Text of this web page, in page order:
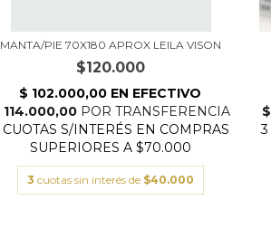
MANTA/PIE 70X180 APROX LEILA VISON
$120.000
3 cuotas sin interés de $40.000